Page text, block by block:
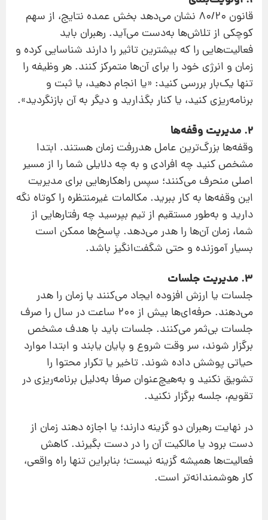
قانون ۸۰/۲۰ نشان می‌دهد بخش عمده نتایج، از سهم
کوچکی از تلاش‌ها به‌دست می‌آید. رهبران باید
فعالیت‌هایی را که بیشترین تاثیر را دارند شناسایی کرده و
زمان و انرژی خود را برای آن‌ها متمرکز کنند. هر وظیفه را
تنها یک‌بار بررسی کنید: «یا انجام دهید، یا ثبت و
برنامه‌ریزی کنید، یا کنار بگذارید و دیگر به آن بازنگردید».
۲. مدیریت وقفه‌ها
وقفه‌ها بزرگ‌ترین عامل هدررفت زمان هستند. ابتدا
مشخص کنید چه افرادی و به چه دلایلی شما را از مسیر
اصلی منحرف می‌کنند؛ سپس راهکارهایی برای مدیریت
این وقفه‌ها به کار ببرید. مکالمات غیرمنتظره را کوتاه نگه
دارید و به‌طور مستقیم از تیم بپرسید چه رفتارهایی از
شما، زمان آن‌ها را هدر می‌دهد. پاسخ‌ها ممکن است
بسیار آموزنده و حتی شگفت‌انگیز باشد.
۳. مدیریت جلسات
جلسات یا ارزش افزوده ایجاد می‌کنند یا زمان را هدر
می‌دهند. حرفه‌ای‌ها بیش از ۲۰۰ ساعت در سال را صرف
جلسات بی‌ثمر می‌کنند. جلسات باید با هدف مشخص
برگزار شوند، سر وقت شروع و پایان یابند و ابتدا موارد
حیاتی پوشش داده شوند. تاخیر یا تکرار محتوا را
تشویق نکنید و به‌هیچ‌عنوان صرفا به‌دلیل برنامه‌ریزی در
تقویم، جلسه برگزار نکنید.
در نهایت رهبران دو گزینه دارند؛ یا اجازه دهند زمان از
دست برود یا مالکیت آن را در دست بگیرند. کاهش
فعالیت‌ها همیشه گزینه نیست؛ بنابراین تنها راه واقعی،
کار هوشمندانه‌تر است.